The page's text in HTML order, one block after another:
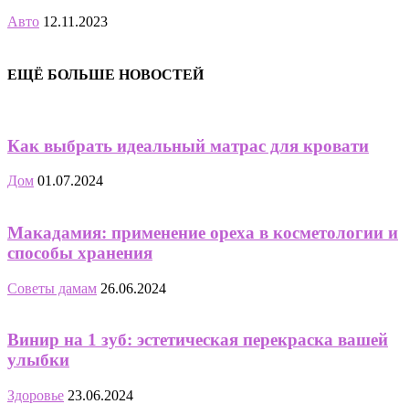
Авто 12.11.2023
ЕЩЁ БОЛЬШЕ НОВОСТЕЙ
Как выбрать идеальный матрас для кровати
Дом 01.07.2024
Макадамия: применение ореха в косметологии и
способы хранения
Советы дамам 26.06.2024
Винир на 1 зуб: эстетическая перекраска вашей
улыбки
Здоровье 23.06.2024